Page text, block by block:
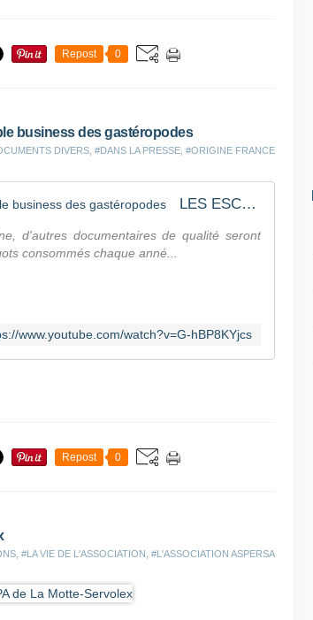
Repost 0
business des gastéropodes
DIVERS #DANS LA PRESSE #ORIGINE FRANCE
LES ESCARGOTS EN BAVENT: Le délectable business des gastéropodes
d'autres documentaires de qualité seront
consommés chaque anné...
www.youtube.com/watch?v=G-hBP8KYjcs
Repost 0
#LA VIE DE L'ASSOCIATION #L'ASSOCIATION ASPERSA